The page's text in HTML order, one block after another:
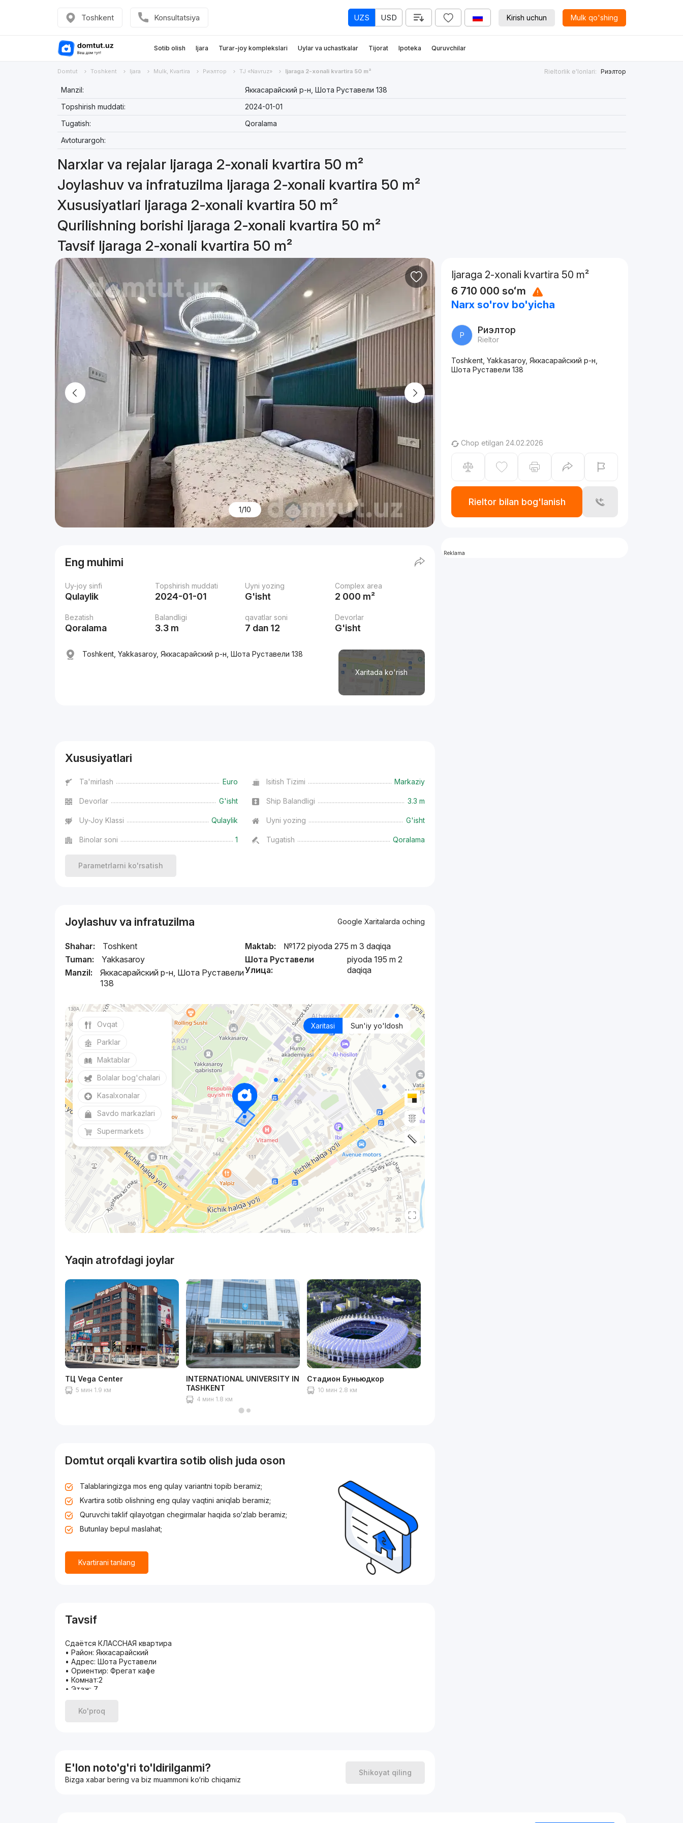
Toshkent Konsultatsiya UZS USD Kirish uchun Mulk qo'shing
Sotib olish Ijara Turar-joy komplekslari Uylar va uchastkalar Tijorat Ipoteka Quruvchilar
Domtut Toshkent Ijara Mulk, Kvartira Риэлтор TJ «Navruz» Ijaraga 2-xonali kvartira 50 m² Rieltorlik e'lonlari: Риэлтор
Manzil:
Яккасарайский р-н, Шота Руставели 138
Topshirish muddati:
2024-01-01
Tugatish:
Qoralama
Avtoturargoh:
Narxlar va rejalar Ijaraga 2-xonali kvartira 50 m²
Joylashuv va infratuzilma Ijaraga 2-xonali kvartira 50 m²
Xususiyatlari Ijaraga 2-xonali kvartira 50 m²
Qurilishning borishi Ijaraga 2-xonali kvartira 50 m²
Tavsif Ijaraga 2-xonali kvartira 50 m²
1/10
Eng muhimi
Uy-joy sinfi
Qulaylik
Topshirish muddati
2024-01-01
Uyni yozing
G'isht
Complex area
2 000 m²
Bezatish
Qoralama
Balandligi
3.3 m
qavatlar soni
7 dan 12
Devorlar
G'isht
Xaritada ko'rish
Toshkent, Yakkasaroy, Яккасарайский р-н, Шота Руставели 138
Xususiyatlari
Ta'mirlash Euro Isitish Tizimi Markaziy
Devorlar G'isht Ship Balandligi 3.3 m
Uy-Joy Klassi Qulaylik Uyni yozing G'isht
Binolar soni 1 Tugatish Qoralama
Parametrlarni ko'rsatish
Joylashuv va infratuzilma Google Xaritalarda oching
Shahar:
Toshkent
Tuman:
Yakkasaroy
Manzil:
Яккасарайский р-н, Шота Руставели
138
Maktab:
№172 piyoda 275 m 3 daqiqa
Шота Руставели
Улица:
piyoda 195 m 2
daqiqa
Xaritasi Sun'iy yo'ldosh
Ovqat
Parklar
Maktablar
Bolalar bog'chalari
Kasalxonalar
Savdo markazlari
Supermarkets
Yaqin atrofdagi joylar
ТЦ Vega Center
5 мин 1.9 км
INTERNATIONAL UNIVERSITY IN
TASHKENT
4 мин 1.8 км
Стадион Буньюдкор
10 мин 2.8 км
Domtut orqali kvartira sotib olish juda oson
Talablaringizga mos eng qulay variantni topib beramiz;
Kvartira sotib olishning eng qulay vaqtini aniqlab beramiz;
Quruvchi taklif qilayotgan chegirmalar haqida so‘zlab beramiz;
Butunlay bepul maslahat;
Kvartirani tanlang
Tavsif
Сдаётся КЛАССНАЯ квартира
• Район: Яккасарайский
• Адрес: Шота Руставели
• Ориентир: Фрегат кафе
• Комнат:2
• Этаж: 7
• Площадь: 50м2
• Ремонт: Евро
Звоните, имеются альтернативные варианты! В базе более 20000 объектов по городу Ташкент.
С уважением Мадина
Эксперт по недвижимости
Ko'proq
E'lon noto'g'ri to'ldirilganmi?
Bizga xabar bering va biz muammoni ko‘rib chiqamiz
Shikoyat qiling
Ijaraga 2-xonali kvartira 50 m²
6 710 000 soʻm
Narx so'rov bo'yicha
Р Риэлтор
Rieltor
Toshkent, Yakkasaroy, Яккасарайский р-н,
Шота Руставели 138
Chop etilgan 24.02.2026
Rieltor bilan bog'lanish
Reklama